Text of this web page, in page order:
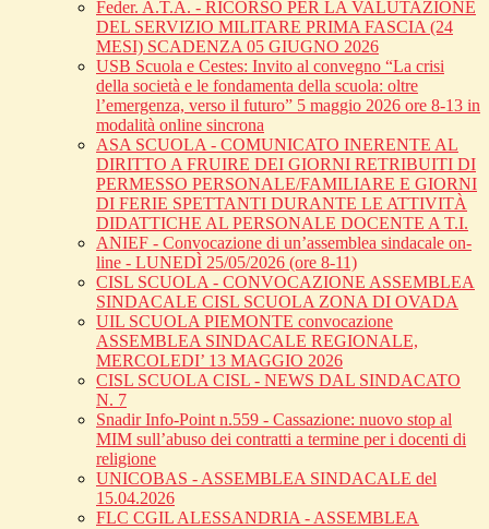
Feder. A.T.A. - RICORSO PER LA VALUTAZIONE
DEL SERVIZIO MILITARE PRIMA FASCIA (24
MESI) SCADENZA 05 GIUGNO 2026
USB Scuola e Cestes: Invito al convegno “La crisi
della società e le fondamenta della scuola: oltre
l’emergenza, verso il futuro” 5 maggio 2026 ore 8-13 in
modalità online sincrona
ASA SCUOLA - COMUNICATO INERENTE AL
DIRITTO A FRUIRE DEI GIORNI RETRIBUITI DI
PERMESSO PERSONALE/FAMILIARE E GIORNI
DI FERIE SPETTANTI DURANTE LE ATTIVITÀ
DIDATTICHE AL PERSONALE DOCENTE A T.I.
ANIEF - Convocazione di un’assemblea sindacale on-
line - LUNEDÌ 25/05/2026 (ore 8-11)
CISL SCUOLA - CONVOCAZIONE ASSEMBLEA
SINDACALE CISL SCUOLA ZONA DI OVADA
UIL SCUOLA PIEMONTE convocazione
ASSEMBLEA SINDACALE REGIONALE,
MERCOLEDI’ 13 MAGGIO 2026
CISL SCUOLA CISL - NEWS DAL SINDACATO
N. 7
Snadir Info-Point n.559 - Cassazione: nuovo stop al
MIM sull’abuso dei contratti a termine per i docenti di
religione
UNICOBAS - ASSEMBLEA SINDACALE del
15.04.2026
FLC CGIL ALESSANDRIA - ASSEMBLEA